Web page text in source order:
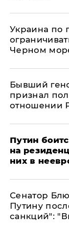
Украина по
Черном
Бывший
признал
отношении
Путин
на
них в
Сенатор
Путину
санкций":